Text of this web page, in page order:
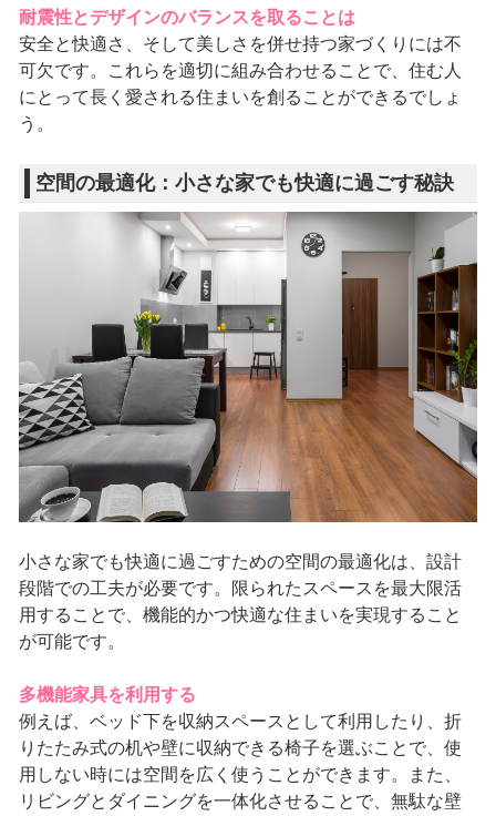
耐震性とデザインのバランスを取ることは
安全と快適さ、そして美しさを併せ持つ家づくりには不
可欠です。これらを適切に組み合わせることで、住む人
にとって長く愛される住まいを創ることができるでしょ
う。
空間の最適化：小さな家でも快適に過ごす秘訣
小さな家でも快適に過ごすための空間の最適化は、設計
段階での工夫が必要です。限られたスペースを最大限活
用することで、機能的かつ快適な住まいを実現すること
が可能です。
多機能家具を利用する
例えば、ベッド下を収納スペースとして利用したり、折
りたたみ式の机や壁に収納できる椅子を選ぶことで、使
用しない時には空間を広く使うことができます。また、
リビングとダイニングを一体化させることで、無駄な壁